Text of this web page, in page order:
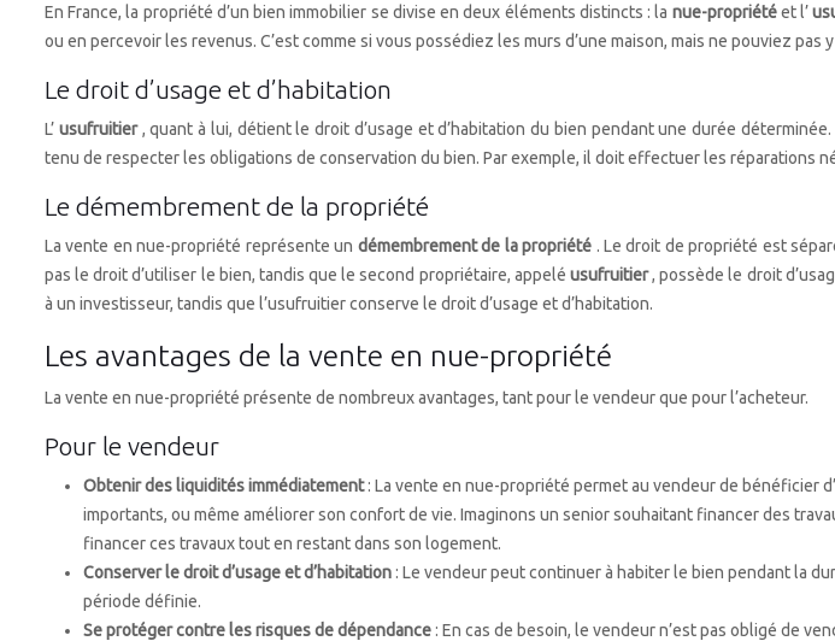
En France, la propriété d’un bien immobilier se divise en deux éléments distincts : la nue-propriétéet l’
ou en percevoir les revenus. C’est comme si vous possédiez les murs d’une maison, mais ne pouviez pas
Le droit d’usage et d’habitation
L’ usufruitier, quant à lui, détient le droit d’usage et d’habitation du bien pendant une durée
tenu de respecter les obligations de conservation du bien. Par exemple, il doit effectuer les réparations
Le démembrement de la propriété
La vente en nue-propriété représente un démembrement de la propriété . Le droit de propriété est
pas le droit d’utiliser le bien, tandis que le second propriétaire, appelé usufruitier, possède le droit
à un investisseur, tandis que l’usufruitier conserve le droit d’usage et d’habitation.
Les avantages de la vente en nue-propriété
La vente en nue-propriété présente de nombreux avantages, tant pour le vendeur que pour l’acheteur.
Pour le vendeur
Obtenir des liquidités immédiatement: La vente en nue-propriété permet au vendeur de bénéficier
importants, ou même améliorer son confort de vie. Imaginons un senior souhaitant financer des
financer ces travaux tout en restant dans son logement.
Conserver le droit d’usage et d’habitation : Le vendeur peut continuer à habiter le bien pendant la
période définie.
Se protéger contre les risques de dépendance : En cas de besoin, le vendeur n’est pas obligé de